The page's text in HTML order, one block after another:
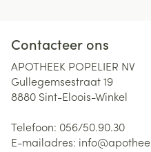
Contacteer ons
APOTHEEK POPELIER NV
Gullegemsestraat 19
8880 Sint-Eloois-Winkel
Telefoon: 056/50.90.30
E-mailadres: info@